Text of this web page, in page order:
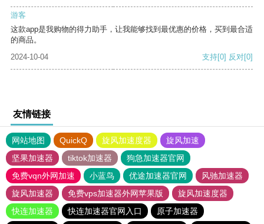
游客
这款app是我购物的得力助手，让我能够找到最优惠的价格，买到最合适
的商品。
2024-10-04
支持[0] 反对[0]
友情链接
网站地图 QuickQ 旋风加速度器
旋风加速
坚果加速器
tiktok加速器
狗急加速器官网
免费vqn外网加速
小蓝鸟 优途加速器官网
风驰加速器
旋风加速器
免费vps加速器外网苹果版
旋风加速度器
快连加速器
快连加速器官网入口 原子加速器